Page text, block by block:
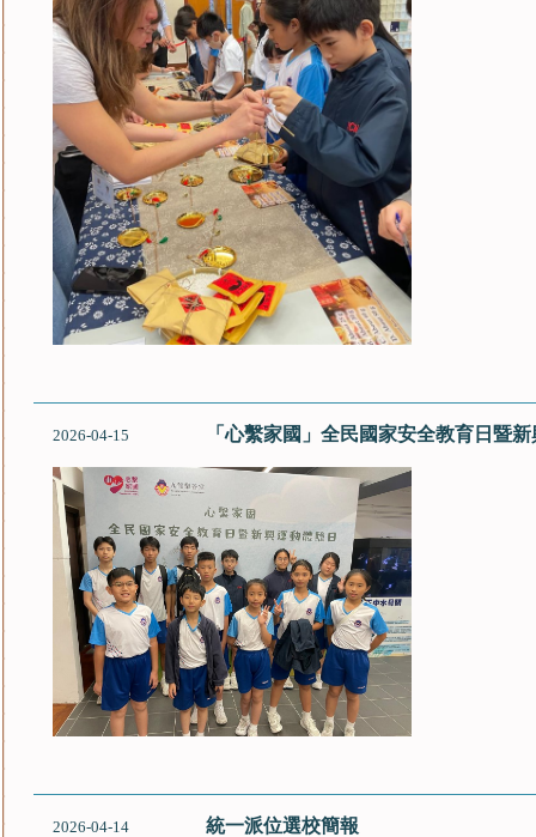
2026-04-15 「心繫家國」全民國家安全教育日暨
2026-04-14 統一派位選校簡報